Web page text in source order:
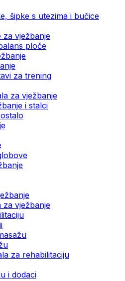
šipke s utezima i bučice
za vježbanje
ploče
za trening
za vježbanje
i stalci
za vježbanje
za rehabilitaciju
i dodaci